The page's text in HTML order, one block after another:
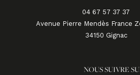
04 67 57 37 37
Avenue Pierre Mendès France
34150
gignac
NOUS SUIVRE